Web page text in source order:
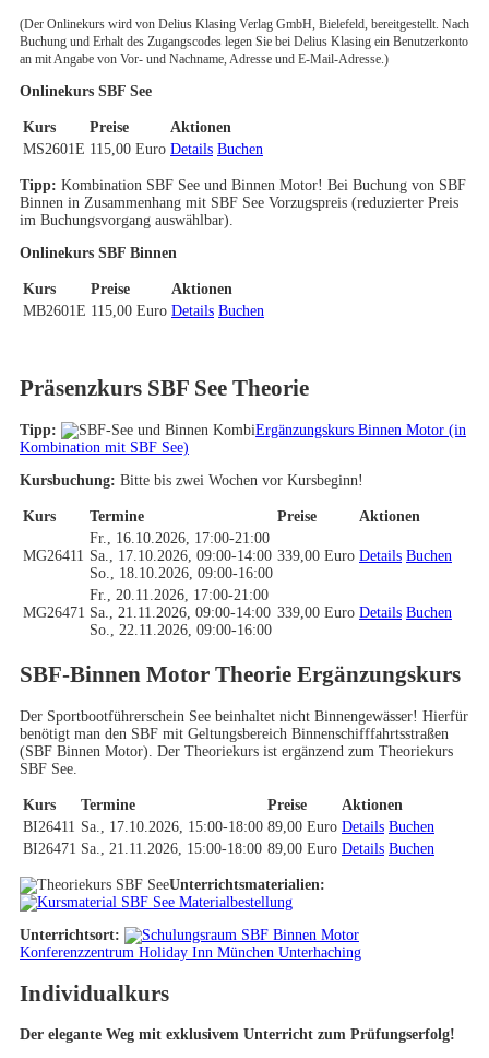
(Der Onlinekurs wird von Delius Klasing Verlag GmbH, Bielefeld, bereitgestellt. Nach
Buchung und Erhalt des Zugangscodes legen Sie bei Delius Klasing ein Benutzerkonto
an mit Angabe von Vor- und Nachname, Adresse und E-Mail-Adresse.)
Onlinekurs SBF See
Kurs Preise
Aktionen
MS2601E 115,00 Euro Details Buchen
Tipp: Kombination SBF See und Binnen Motor! Bei Buchung von SBF
Binnen in Zusammenhang mit SBF See Vorzugspreis (reduzierter Preis
im Buchungsvorgang auswählbar).
Onlinekurs SBF Binnen
Kurs Preise
Aktionen
MB2601E 115,00 Euro Details Buchen
Präsenzkurs SBF See Theorie
Tipp:
Ergänzungskurs Binnen Motor (in
Kombination mit SBF See)
Kursbuchung: Bitte bis zwei Wochen vor Kursbeginn!
Kurs Termine Preise Aktionen
MG26411
Fr., 16.10.2026, 17:00-21:00
Sa., 17.10.2026, 09:00-14:00
So., 18.10.2026, 09:00-16:00
339,00 Euro Details Buchen
MG26471
Fr., 20.11.2026, 17:00-21:00
Sa., 21.11.2026, 09:00-14:00
So., 22.11.2026, 09:00-16:00
339,00 Euro Details Buchen
SBF-Binnen Motor Theorie Ergänzungskurs
Der Sportbootführerschein See beinhaltet nicht Binnengewässer! Hierfür
benötigt man den SBF mit Geltungsbereich Binnenschifffahrtsstraßen
(SBF Binnen Motor). Der Theoriekurs ist ergänzend zum Theoriekurs
SBF See.
Kurs Termine Preise
Aktionen
BI26411 Sa., 17.10.2026, 15:00-18:00 89,00 Euro Details Buchen
BI26471 Sa., 21.11.2026, 15:00-18:00 89,00 Euro Details Buchen
Unterrichtsmaterialien:
Materialbestellung
Unterrichtsort:
Konferenzzentrum Holiday Inn München Unterhaching
Individualkurs
Der elegante Weg mit exklusivem Unterricht zum Prüfungserfolg!